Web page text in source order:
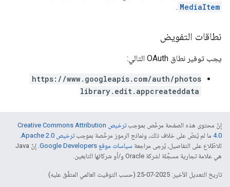
MediaItem
.
نطاقات التفويض
يجب توفير نطاق OAuth التالي:
https://www.googleapis.com/auth/photos
library.edit.appcreateddata
إنّ محتوى هذه الصفحة مرخّص بموجب
ترخيص Creative Commons Attribution
4.0‏ ما لم يُنصّ على خلاف ذلك، ونماذج الرموز مرخّصة بموجبترخيص Apache 2.0‏
.
للاطّلاع على التفاصيل، يُرجى مراجعة سياسات موقع Google Developers‏
. إنّ Java
هي علامة تجارية مسجَّلة لشركة Oracle و/أو شركائها التابعين.
تاريخ التعديل الأخير: 2025-07-25 (حسب التوقيت العالمي المتفَّق عليه)